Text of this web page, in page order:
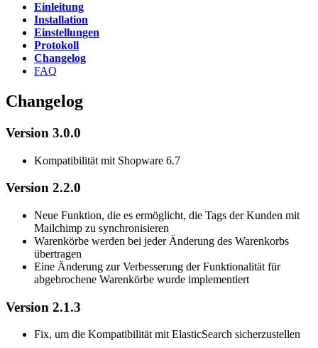
Einleitung
Installation
Einstellungen
Protokoll
Changelog
FAQ
Changelog
Version 3.0.0
Kompatibilität mit Shopware 6.7
Version 2.2.0
Neue Funktion, die es ermöglicht, die Tags der Kunden mit
Mailchimp zu synchronisieren
Warenkörbe werden bei jeder Änderung des Warenkorbs
übertragen
Eine Änderung zur Verbesserung der Funktionalität für
abgebrochene Warenkörbe wurde implementiert
Version 2.1.3
Fix, um die Kompatibilität mit ElasticSearch sicherzustellen